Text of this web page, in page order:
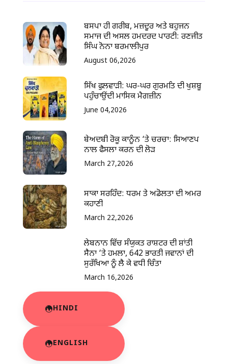
ਬਸਪਾ ਹੀ ਗਰੀਬ, ਮਜ਼ਦੂਰ ਅਤੇ ਬਹੁਜਨ
ਸਮਾਜ ਦੀ ਅਸਲ ਹਮਦਰਦ ਪਾਰਟੀ: ਰਣਜੀਤ
ਸਿੰਘ ਨੋਨਾ ਬਰਮਾਲੀਪੁਰ
August 06,2026
ਸਿੱਖ ਫੁਲਵਾੜੀ: ਘਰ-ਘਰ ਗੁਰਮਤਿ ਦੀ ਖੁਸ਼ਬੂ
ਪਹੁੰਚਾਉਂਦੀ ਮਾਸਿਕ ਮੈਗਜ਼ੀਨ
June 04,2026
ਬੇਅਦਬੀ ਰੋਕੂ ਕਾਨੂੰਨ ‘ਤੇ ਚਰਚਾ: ਸਿਆਣਪ
ਨਾਲ ਫੈਸਲਾ ਕਰਨ ਦੀ ਲੋੜ
March 27,2026
ਸਾਕਾ ਸਰਹਿੰਦ: ਧਰਮ ਤੇ ਅਡੋਲਤਾ ਦੀ ਅਮਰ
ਕਹਾਣੀ
March 22,2026
ਲੇਬਨਾਨ ਵਿੱਚ ਸੰਯੁਕਤ ਰਾਸ਼ਟਰ ਦੀ ਸ਼ਾਂਤੀ
ਸੈਨਾ ‘ਤੇ ਹਮਲਾ, 642 ਭਾਰਤੀ ਜਵਾਨਾਂ ਦੀ
ਸੁਰੱਖਿਆ ਨੂੰ ਲੈ ਕੇ ਵਧੀ ਚਿੰਤਾ
March 16,2026
HINDI
ENGLISH